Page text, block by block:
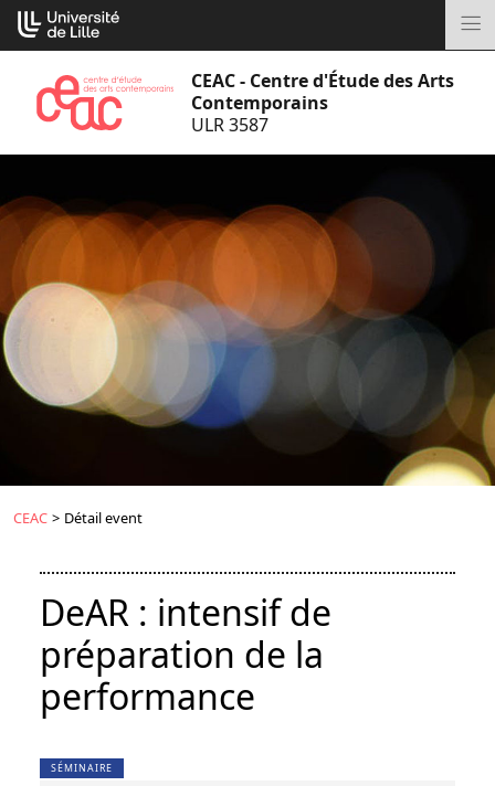
Aller
au
CEAC - Centre d'Étude des Arts
Contemporains
ULR 3587
CEAC > Détail event
DeAR : intensif de
préparation de la
performance
SÉMINAIRE
Cookies management panel